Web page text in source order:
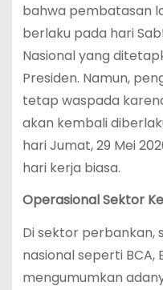
bahwa pembatasan
berlaku pada hari
Nasional yang
Presiden. Namun,
tetap waspada
akan kembali
hari Jumat, 29 Mei
hari kerja biasa.
Operasional Sektor
Di sektor perbankan,
nasional seperti BCA,
mengumumkan